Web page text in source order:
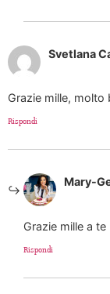
Svetlana
Grazie mille, molto
Rispondi
Mary-
Grazie mille a
Rispondi